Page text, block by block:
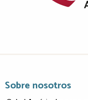
Sobre nosotros